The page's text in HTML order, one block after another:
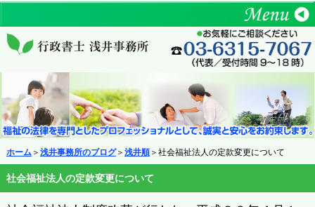
ホーム ＞ 浅井事務所のブログ＞ 浅井順＞社会福祉法人の定款変更について
社会福祉法人の定款変更について